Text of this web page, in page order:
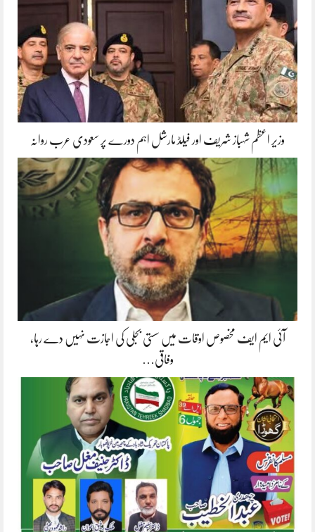
وزیر اعظم شہباز شریف اور فیلڈ مارشل اہم دورے پر سعودی عرب روانہ
آئی ایم ایف مخصوص اوقات میں سستی بجلی کی اجازت نہیں دے رہا،
وفاقی…